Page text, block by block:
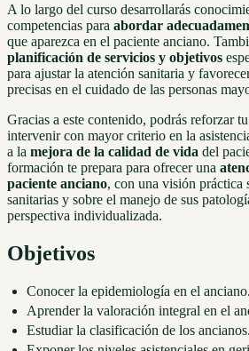
A lo largo del curso desarrollarás
competencias para abordar
que aparezca en el paciente anciano.
planificación de servicios y objetivos
para ajustar la atención sanitaria y
precisas en el cuidado de las personas
Gracias a este contenido, podrás reforzar
intervenir con mayor criterio en la
a la mejora de la calidad de vida del
formación te prepara para ofrecer una
paciente anciano, con una visión práctica
sanitarias y sobre el manejo de sus
perspectiva individualizada.
Objetivos
Conocer la epidemiología en el anciano.
Aprender la valoración integral en el
Estudiar la clasificación de los ancianos.